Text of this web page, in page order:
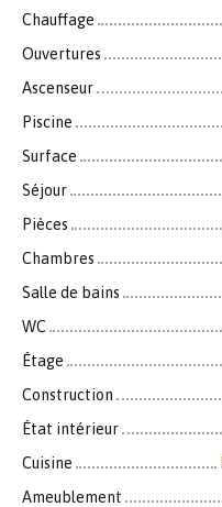
Chauffage
Ouvertures
Ascenseur
Piscine
Surface
Séjour
Pièces
Chambres
Salle de bains
WC
Étage
Construction
État intérieur
Cuisine
Ameublement